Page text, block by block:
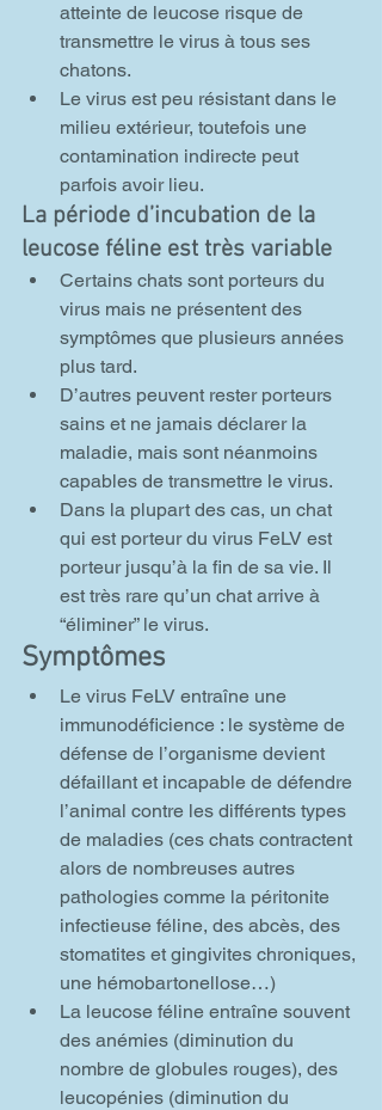
atteinte de leucose risque de
transmettre le virus à tous ses
chatons.
Le virus est peu résistant dans le
milieu extérieur, toutefois une
contamination indirecte peut
parfois avoir lieu.
La période d’incubation de la
leucose féline est très variable
Certains chats sont porteurs du
virus mais ne présentent des
symptômes que plusieurs années
plus tard.
D’autres peuvent rester porteurs
sains et ne jamais déclarer la
maladie, mais sont néanmoins
capables de transmettre le virus.
Dans la plupart des cas, un chat
qui est porteur du virus FeLV est
porteur jusqu’à la fin de sa vie. Il
est très rare qu’un chat arrive à
“éliminer” le virus.
Symptômes
Le virus FeLV entraîne une
immunodéficience : le système de
défense de l’organisme devient
défaillant et incapable de défendre
l’animal contre les différents types
de maladies (ces chats contractent
alors de nombreuses autres
pathologies comme la péritonite
infectieuse féline, des abcès, des
stomatites et gingivites chroniques,
une hémobartonellose…)
La leucose féline entraîne souvent
des anémies (diminution du
nombre de globules rouges), des
leucopénies (diminution du